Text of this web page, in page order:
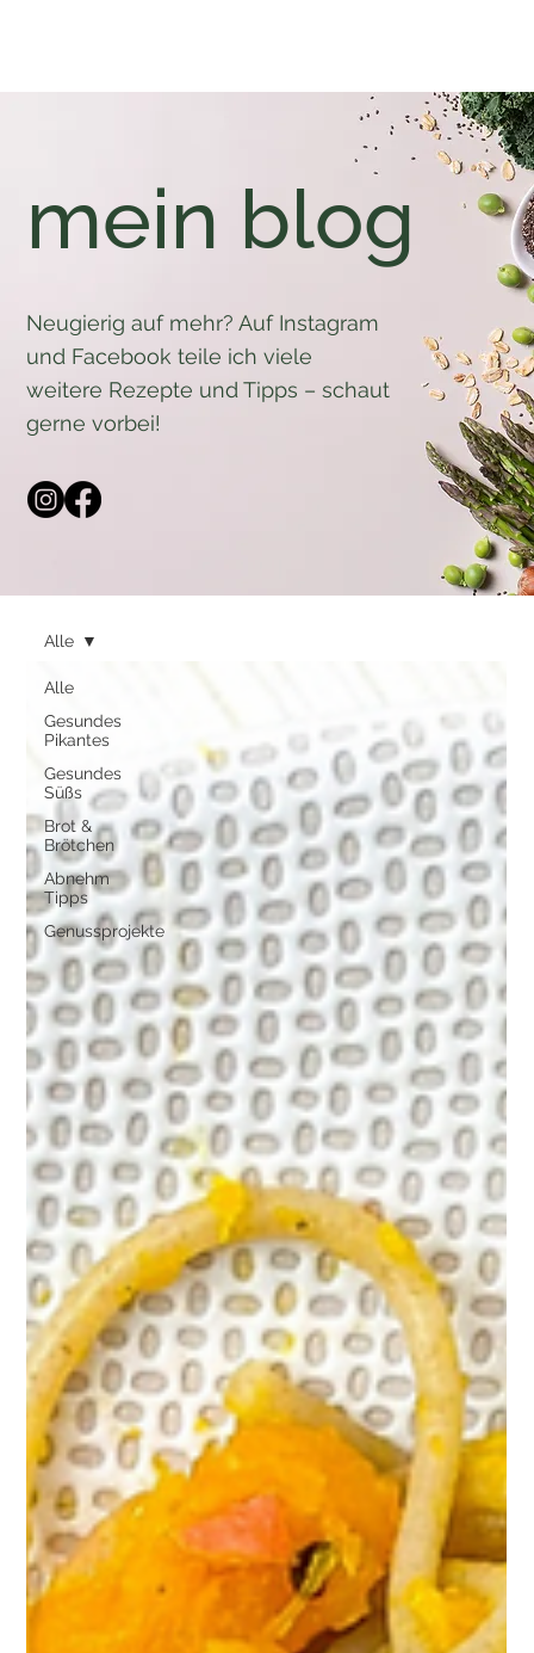
mein blog
Neugierig auf mehr? Auf Instagram
und Facebook teile ich viele
weitere Rezepte und Tipps – schaut
gerne vorbei!
Alle
Gesundes
Pikantes
Gesundes
Süßs
Brot &
Brötchen
Abnehm
Tipps
Genussprojekte
Alle